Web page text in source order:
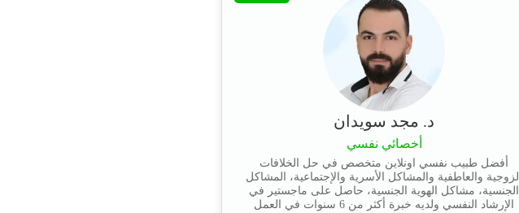
د. مجد سويدان
أخصائي نفسي
أفضل طبيب نفسي اونلاين متخصص في حل الخلافات
الزوجية والعاطفية والمشاكل الأسرية والإجتماعية، المشاكل
الجنسية، مشاكل الهوية الجنسية، حاصل على ماجستير في
الإرشاد النفسي ولديه خبرة أكثر من 6 سنوات في العمل